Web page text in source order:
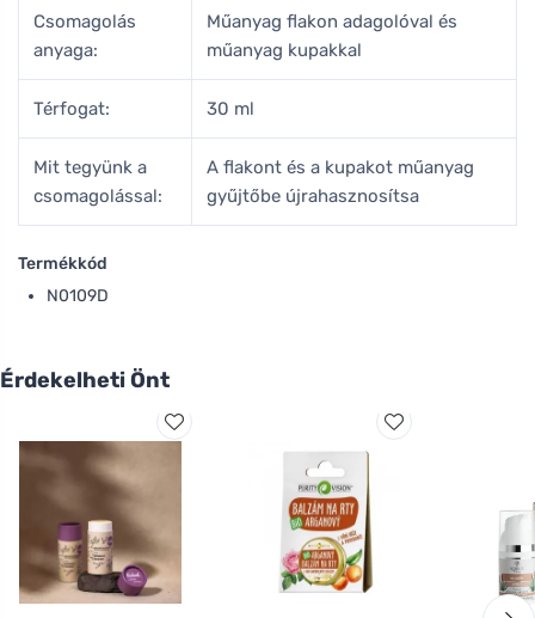
Csomagolás
anyaga:
Műanyag flakon adagolóval és
műanyag kupakkal
Térfogat: 30 ml
Mit tegyünk a
csomagolással:
A flakont és a kupakot műanyag
gyűjtőbe újrahasznosítsa
Termékkód
N0109D
Érdekelheti Önt